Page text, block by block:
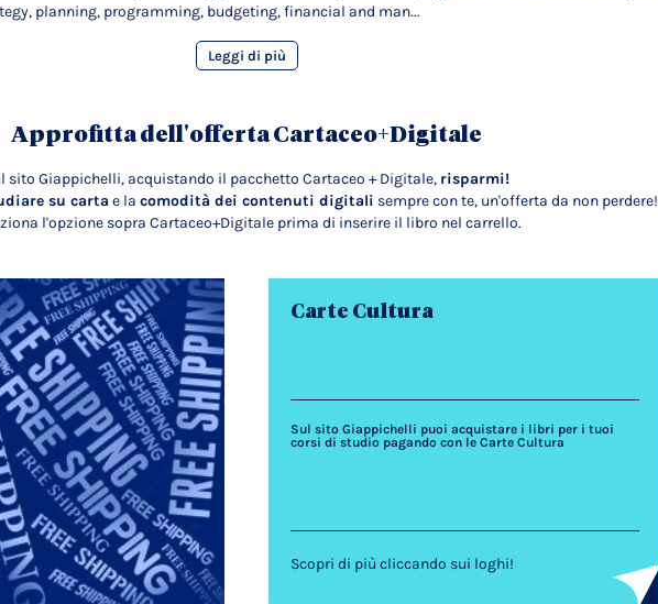
planning, programming, budgeting, financial and man...
Leggi di più
Approfitta dell'offerta Cartaceo+Digitale
sito Giappichelli, acquistando il pacchetto Cartaceo + Digitale, risparmi!
su carta e la comodità dei contenuti digitali sempre con te, un'offerta da non perdere!
l'opzione sopra Cartaceo+Digitale prima di inserire il libro nel carrello.
Carte Cultura
Sul sito Giappichelli puoi acquistare i libri per i tuoi
corsi di studio pagando con le Carte Cultura
Scopri di più cliccando sui loghi!